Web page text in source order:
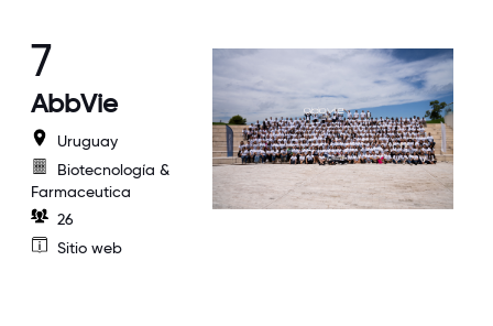
7
AbbVie
Uruguay
Biotecnología &
Farmaceutica
26
Sitio web